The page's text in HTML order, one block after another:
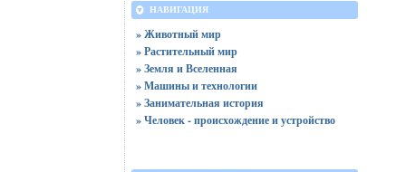
НАВИГАЦИЯ
» Животный мир
» Растительный мир
» Земля и Вселенная
» Машины и технологии
» Занимательная история
» Человек - происхождение и устройство